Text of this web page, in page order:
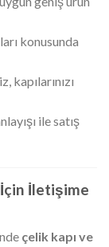
konusunda
kapılarınızı
ile satış
İçin İletişime
çelik kapı ve